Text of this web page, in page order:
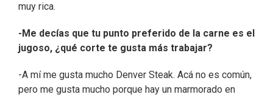
muy rica.
-Me decías que tu punto preferido de la carne es el
jugoso, ¿qué corte te gusta más trabajar?
-A mí me gusta mucho Denver Steak. Acá no es común,
pero me gusta mucho porque hay un marmorado en